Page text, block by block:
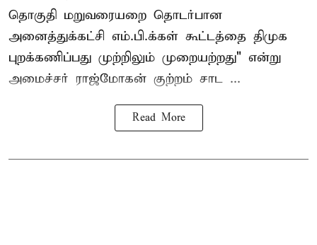
தொகுதி மறுவரையறை தொடர்பான
அனைத்துக்கட்சி எம்.பி.க்கள் கூட்டத்தை திமுக
புறக்கணிப்பது முற்றிலும் முறையற்றது" என்று
அமைச்சர் ராஜ்மோகன் குற்றம் சாட ...
Read More